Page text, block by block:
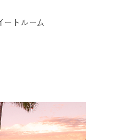
ートルーム